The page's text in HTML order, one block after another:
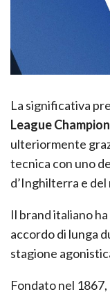
La significativa
League
ulteriormente
tecnica con uno
d’Inghilterra e del
Il brand italiano
accordo di lunga
stagione
Fondato nel